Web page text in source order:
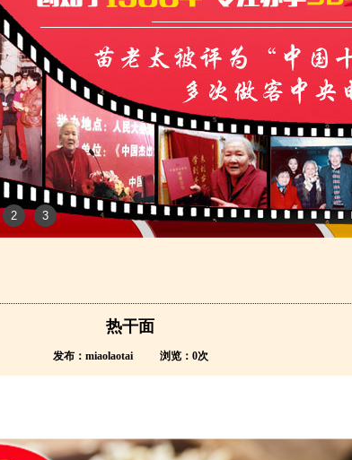
2 3
热干面
发布：miaolaotai 浏览：0次